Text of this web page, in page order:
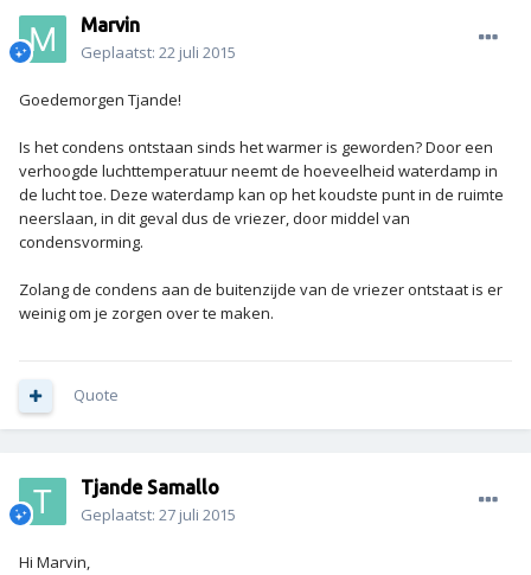
Marvin
Geplaatst: 22 juli 2015
Goedemorgen Tjande!
Is het condens ontstaan sinds het warmer is geworden? Door een
verhoogde luchttemperatuur neemt de hoeveelheid waterdamp in
de lucht toe. Deze waterdamp kan op het koudste punt in de ruimte
neerslaan, in dit geval dus de vriezer, door middel van
condensvorming.
Zolang de condens aan de buitenzijde van de vriezer ontstaat is er
weinig om je zorgen over te maken.
Quote
Tjande Samallo
Geplaatst: 27 juli 2015
Hi Marvin,